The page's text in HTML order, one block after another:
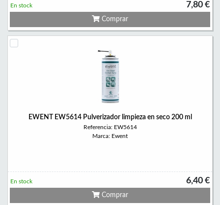
7,80 €
En stock
Comprar
EWENT EW5614 Pulverizador limpieza en seco 200 ml
Referencia: EW5614
Marca: Ewent
6,40 €
En stock
Comprar